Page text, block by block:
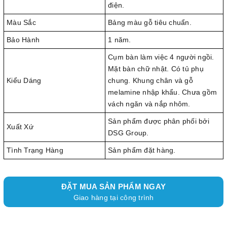
điện.
Màu Sắc Bảng màu gỗ tiêu chuẩn.
Bảo Hành 1 năm.
Kiểu Dáng
Cụm bàn làm việc 4 người ngồi.
Mặt bàn chữ nhật. Có tủ phụ
chung. Khung chân và gỗ
melamine nhập khẩu. Chưa gồm
vách ngăn và nắp nhôm.
Xuất Xứ
Sản phẩm được phân phối bởi
DSG Group.
Tình Trạng Hàng Sản phẩm đặt hàng.
ĐẶT MUA SẢN PHẨM NGAY
Giao hàng tại công trình